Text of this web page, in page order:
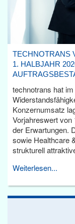
TECHNOTRANS
1. HALBJAHR
technotrans hat
Konzernumsatz
Vorjahreswert
der Erwartungen.
sowie Healthcare
strukturell
Weiterlesen...